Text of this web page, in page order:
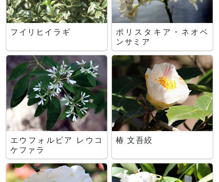
フイリヒイラギ
ポリスタキア・ネオベ
ンサミア
エウフォルビア レウコ
ケファラ
椿 文吾絞